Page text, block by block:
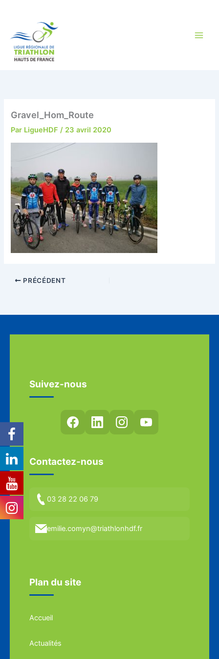
Gravel_Hom_Route
Par LigueHDF/ 23 avril 2020
PRÉCÉDENT
Suivez-nous
Contactez-nous
03 28 22 06 79
emilie.comyn@triathlonhdf.fr
Plan du site
Accueil
Actualités